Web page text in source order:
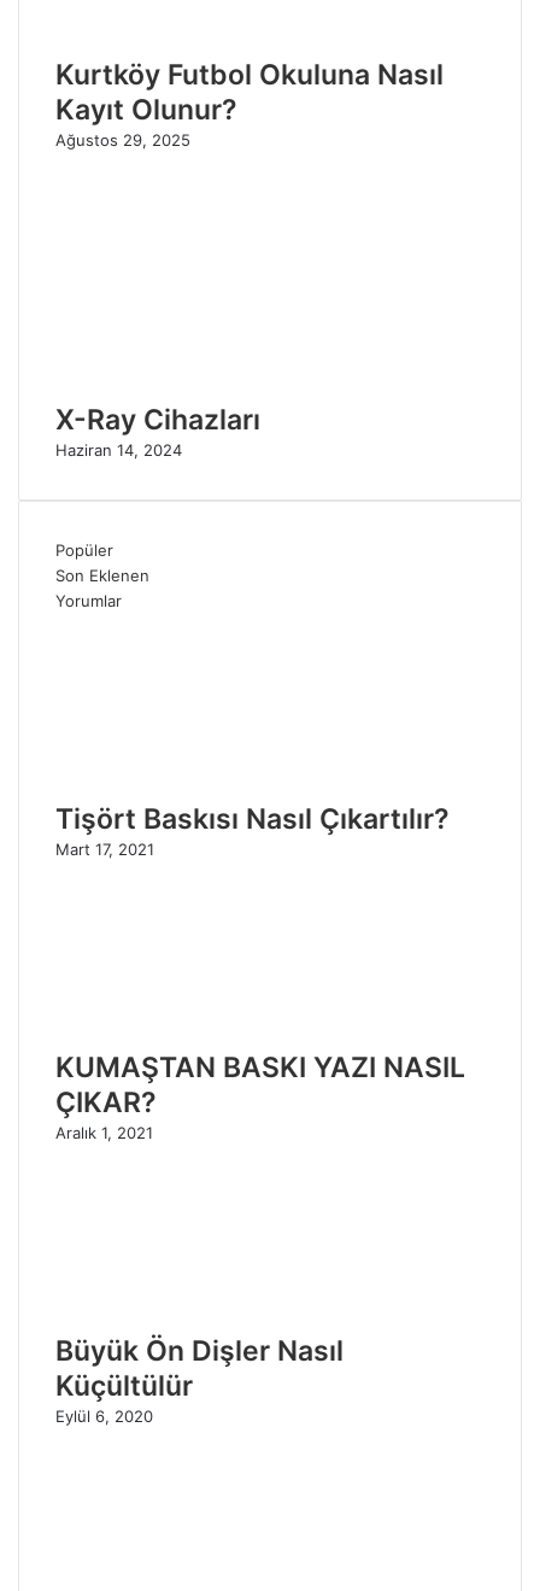
Kurtköy Futbol Okuluna Nasıl
Kayıt Olunur?
Ağustos 29, 2025
X-Ray Cihazları
Haziran 14, 2024
Popüler
Son Eklenen
Yorumlar
Tişört Baskısı Nasıl Çıkartılır?
Mart 17, 2021
KUMAŞTAN BASKI YAZI NASIL
ÇIKAR?
Aralık 1, 2021
Büyük Ön Dişler Nasıl
Küçültülür
Eylül 6, 2020